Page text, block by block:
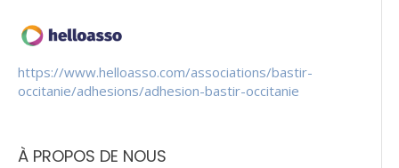
https://www.helloasso.com/associations/bastir-
occitanie/adhesions/adhesion-bastir-occitanie
À PROPOS DE NOUS